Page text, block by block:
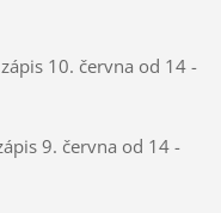
10. června od 14 -
9. června od 14 -